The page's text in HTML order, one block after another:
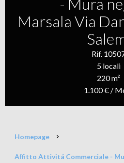
Marsala Via
Rif.
5 locali
220 m²
1.100 € /
Homepage
Affitto Attivitá Commerciale -